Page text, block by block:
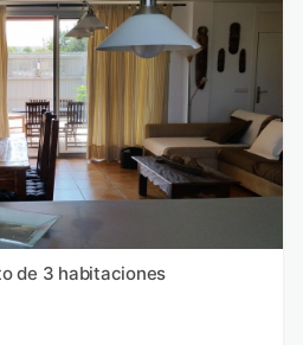
de 3 habitaciones